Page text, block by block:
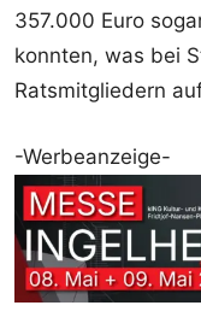
357.000 Euro
konnten, was bei
Ratsmitgliedern
-Werbeanzeige-